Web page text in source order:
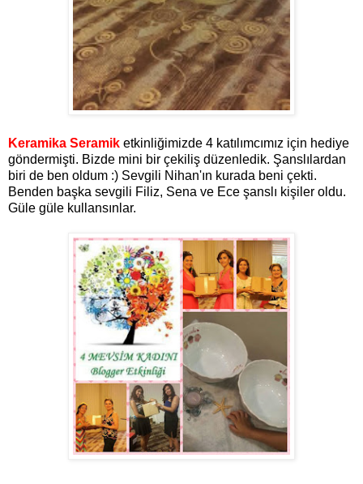
Keramika Seramik etkinliğimizde 4 katılımcımız için hediye
göndermişti. Bizde mini bir çekiliş düzenledik. Şanslılardan
biri de ben oldum :) Sevgili Nihan'ın kurada beni çekti.
Benden başka sevgili Filiz, Sena ve Ece şanslı kişiler oldu.
Güle güle kullansınlar.